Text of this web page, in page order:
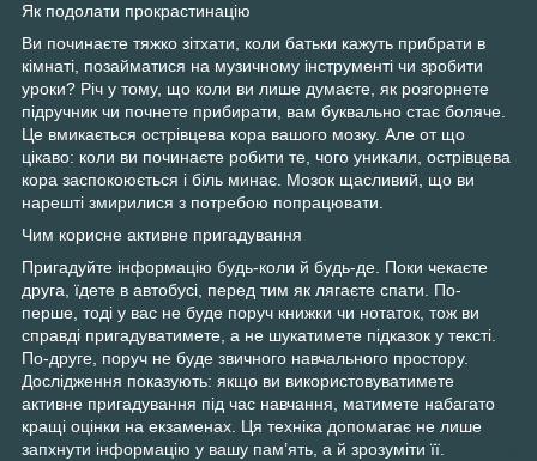
Як подолати прокрастинацію
Ви починаєте тяжко зітхати, коли батьки кажуть прибрати в
кімнаті, позайматися на музичному інструменті чи зробити
уроки? Річ у тому, що коли ви лише думаєте, як розгорнете
підручник чи почнете прибирати, вам буквально стає боляче.
Це вмикається острівцева кора вашого мозку. Але от що
цікаво: коли ви починаєте робити те, чого уникали, острівцева
кора заспокоюється і біль минає. Мозок щасливий, що ви
нарешті змирилися з потребою попрацювати.
Чим корисне активне пригадування
Пригадуйте інформацію будь-коли й будь-де. Поки чекаєте
друга, їдете в автобусі, перед тим як лягаєте спати. По-
перше, тоді у вас не буде поруч книжки чи нотаток, тож ви
справді пригадуватимете, а не шукатимете підказок у тексті.
По-друге, поруч не буде звичного навчального простору.
Дослідження показують: якщо ви використовуватимете
активне пригадування під час навчання, матимете набагато
кращі оцінки на екзаменах. Ця техніка допомагає не лише
запхнути інформацію у вашу пам’ять, а й зрозуміти її.